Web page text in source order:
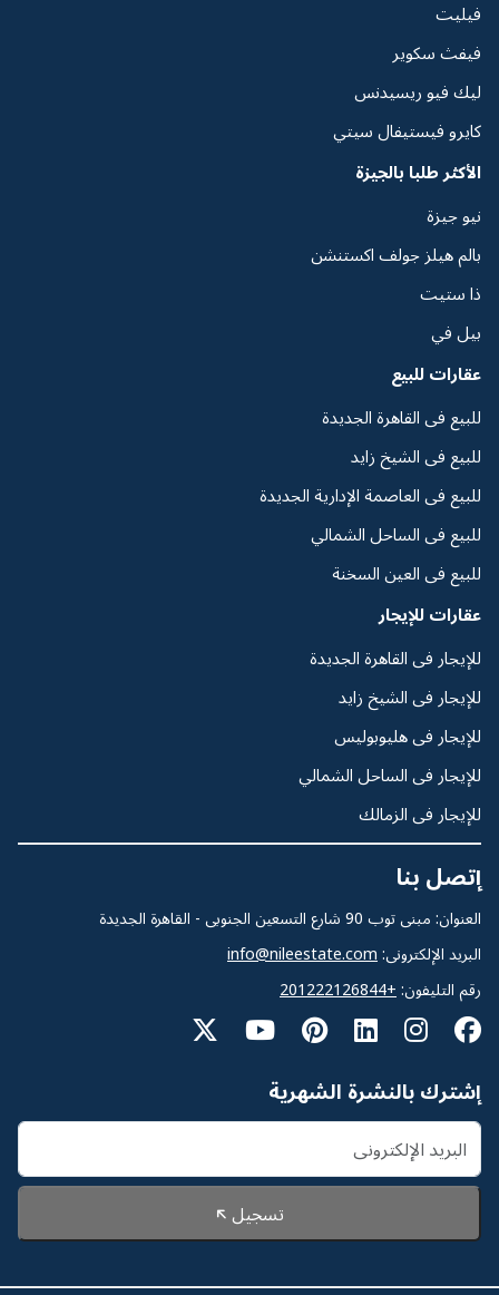
فيليت
فيفث سكوير
ليك فيو ريسيدنس
كايرو فيستيفال سيتي
الأكثر طلبا بالجيزة
نيو جيزة
بالم هيلز جولف اكستنشن
ذا ستيت
بيل في
عقارات للبيع
للبيع فى القاهرة الجديدة
للبيع فى الشيخ زايد
للبيع فى العاصمة الإدارية الجديدة
للبيع فى الساحل الشمالي
للبيع فى العين السخنة
عقارات للإيجار
للإيجار فى القاهرة الجديدة
للإيجار فى الشيخ زايد
للإيجار فى هليوبوليس
للإيجار فى الساحل الشمالي
للإيجار فى الزمالك
إتصل بنا
العنوان: مبنى توب 90 شارع التسعين الجنوبى - القاهرة الجديدة
البريد الإلكترونى: info@nileestate.com
رقم التليفون: +201222126844
إشترك بالنشرة الشهرية
تسجيل